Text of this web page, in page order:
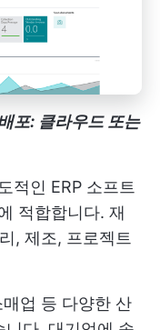
포: 클라우드 또는
적인 ERP 소프트
적합합니다. 재
, 제조, 프로젝트
업 등 다양한 산